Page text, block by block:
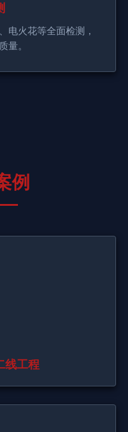
电火花等全面检测，
量。
例
线工程